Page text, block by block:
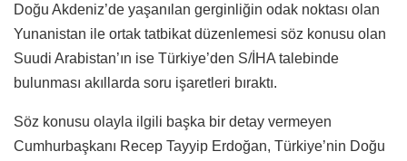
Doğu Akdeniz’de yaşanılan gerginliğin odak noktası olan
Yunanistan ile ortak tatbikat düzenlemesi söz konusu olan
Suudi Arabistan’ın ise Türkiye’den S/İHA talebinde
bulunması akıllarda soru işaretleri bıraktı.
Söz konusu olayla ilgili başka bir detay vermeyen
Cumhurbaşkanı Recep Tayyip Erdoğan, Türkiye’nin Doğu